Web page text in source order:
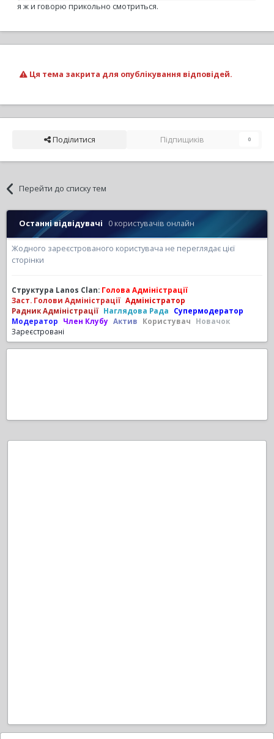
я ж и говорю прикольно смотриться.
Ця тема закрита для опублікування відповідей.
Поділитися Підпищиків 0
Перейти до списку тем
Останні відвідувачі 0 користувачів онлайн
Жодного зареєстрованого користувача не переглядає цієї
сторінки
Структура Lanos Clan: Голова Адміністрації
Заст. Голови Адміністрації Адміністратор
Радник Адміністрації Наглядова Рада
Супермодератор
Модератор
Член Клубу Актив Користувач
Новачок
Зареєстровані